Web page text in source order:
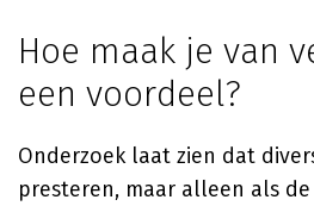
Hoe maak je van
een voordeel?
Onderzoek laat zien dat
presteren, maar alleen als